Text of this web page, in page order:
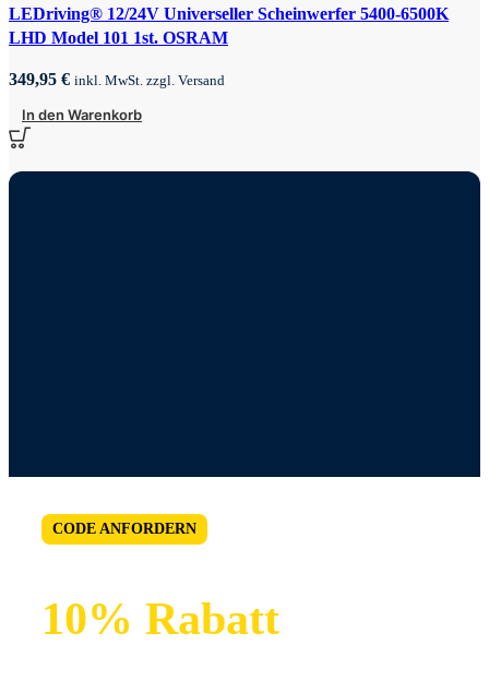
LEDriving® 12/24V Universeller Scheinwerfer 5400-6500K
LHD Model 101 1st. OSRAM
349,95 € inkl. MwSt. zzgl. Versand
In den Warenkorb
CODE ANFORDERN
10% Rabatt